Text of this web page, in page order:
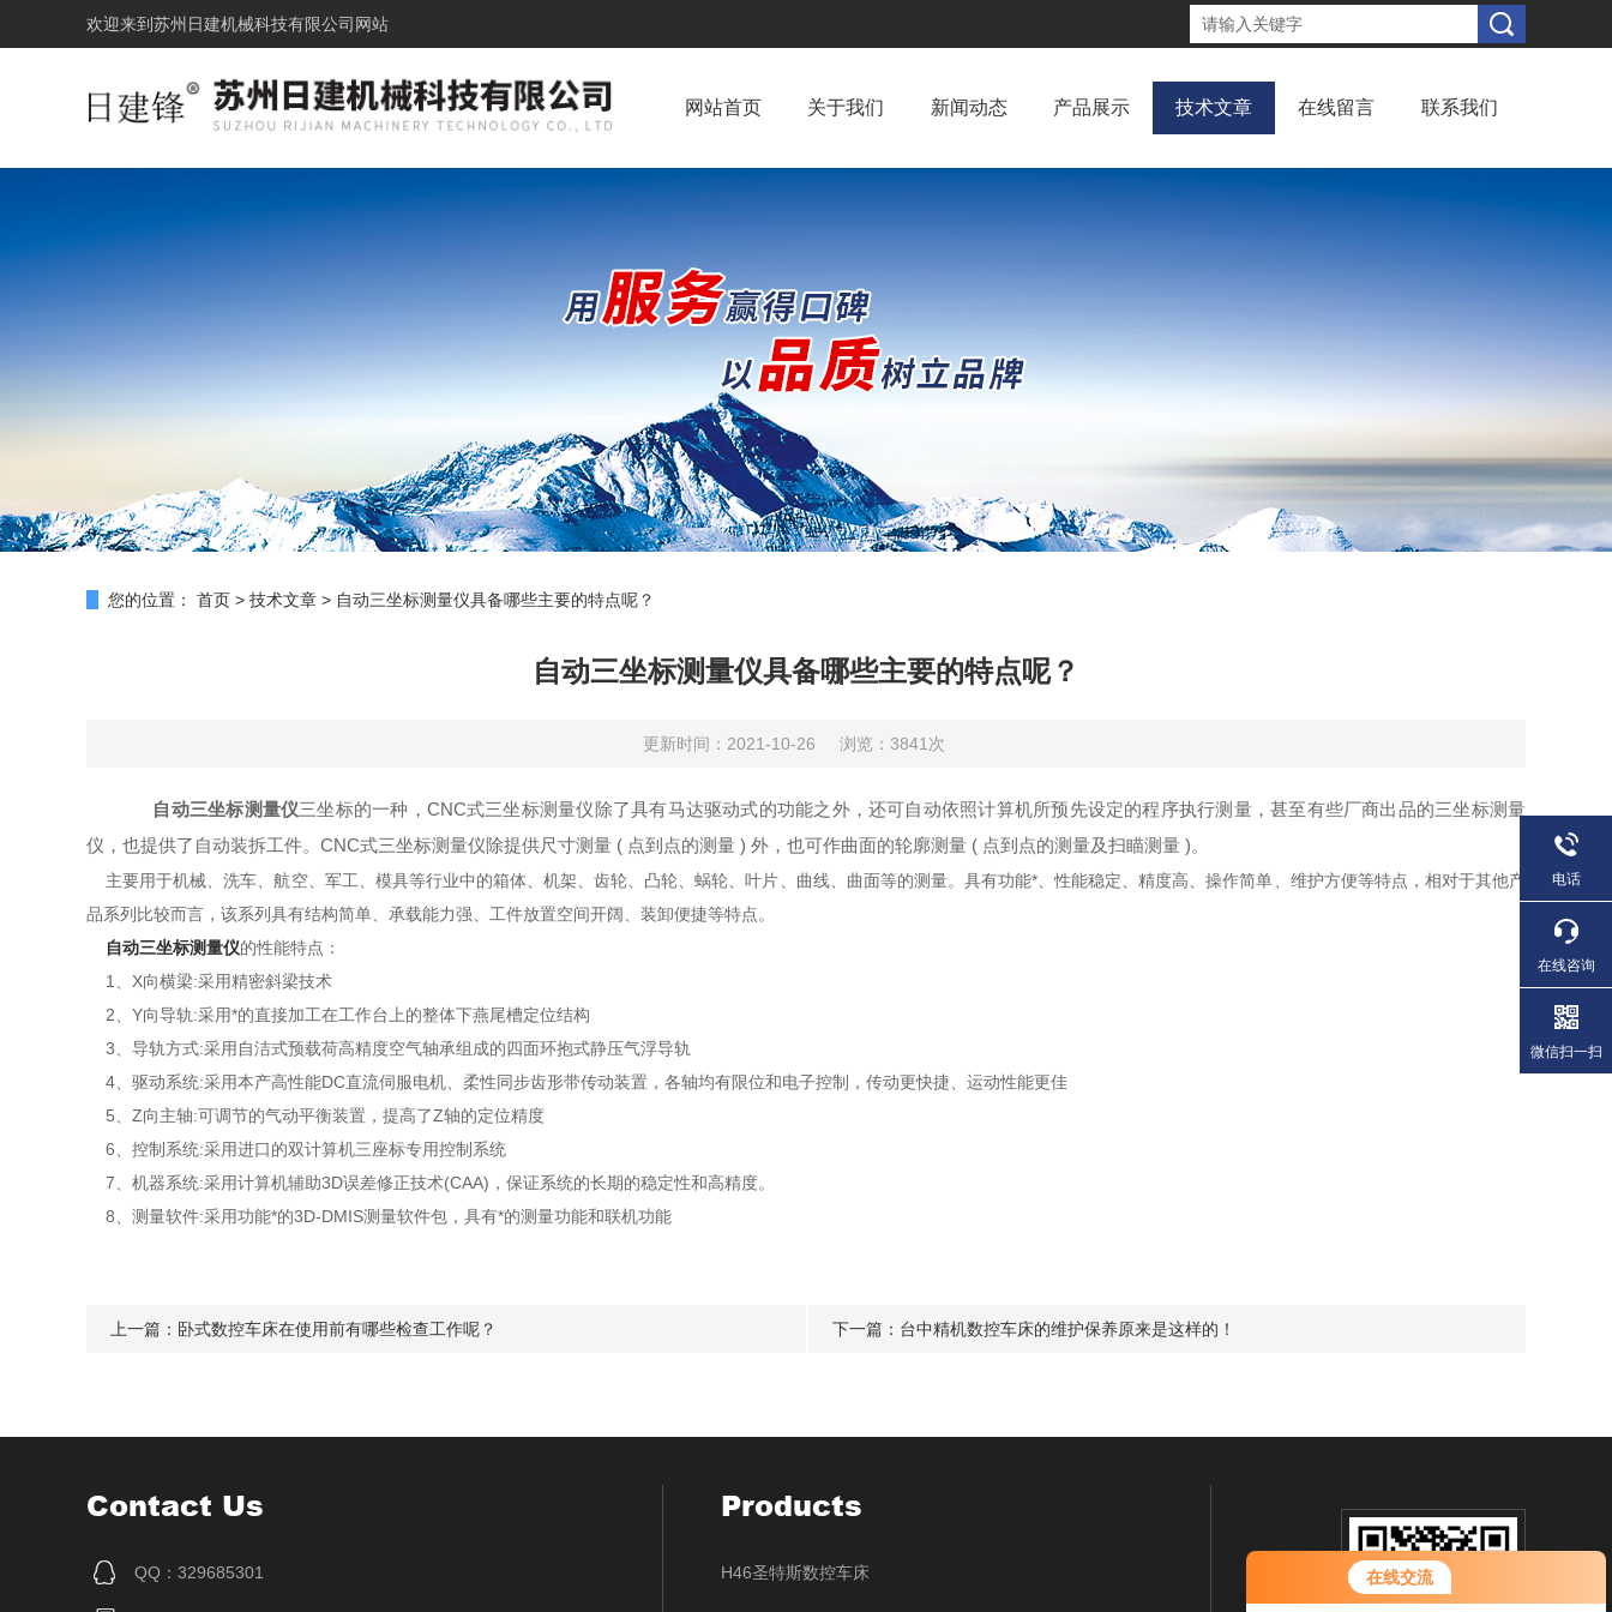
在线交流
欢迎来到 苏州日建机械科技有限公司网站
网站首页 关于我们 新闻动态 产品展示 技术文章 在线留言 联系我们
您的位置： 首页 > 技术文章 > 自动三坐标测量仪具备哪些主要的特点呢？
自动三坐标测量仪具备哪些主要的特点呢？
更新时间：2021-10-26 浏览：3841次
自动三坐标测量仪三坐标的一种，CNC式三坐标测量仪除了具有马达驱动式的功能之外，还可自动依照计算机所预先设定的程序执行测量，甚至有些厂商出品的三坐标测量
仪，也提供了自动装拆工件。CNC式三坐标测量仪除提供尺寸测量 ( 点到点的测量 ) 外，也可作曲面的轮廓测量 ( 点到点的测量及扫瞄测量 )。
主要用于机械、洗车、航空、军工、模具等行业中的箱体、机架、齿轮、凸轮、蜗轮、叶片、曲线、曲面等的测量。具有功能*、性能稳定、精度高、操作简单、维护方便等特点，相对于其他产
品系列比较而言，该系列具有结构简单、承载能力强、工件放置空间开阔、装卸便捷等特点。
自动三坐标测量仪的性能特点：
1、X向横梁:采用精密斜梁技术
2、Y向导轨:采用*的直接加工在工作台上的整体下燕尾槽定位结构
3、导轨方式:采用自洁式预载荷高精度空气轴承组成的四面环抱式静压气浮导轨
4、驱动系统:采用本产高性能DC直流伺服电机、柔性同步齿形带传动装置，各轴均有限位和电子控制，传动更快捷、运动性能更佳
5、Z向主轴:可调节的气动平衡装置，提高了Z轴的定位精度
6、控制系统:采用进口的双计算机三座标专用控制系统
7、机器系统:采用计算机辅助3D误差修正技术(CAA)，保证系统的长期的稳定性和高精度。
8、测量软件:采用功能*的3D-DMIS测量软件包，具有*的测量功能和联机功能
上一篇： 卧式数控车床在使用前有哪些检查工作呢？ 下一篇： 台中精机数控车床的维护保养原来是这样的！
Contact Us
QQ：329685301
Products
H46圣特斯数控车床
电话
在线咨询
微信扫一扫